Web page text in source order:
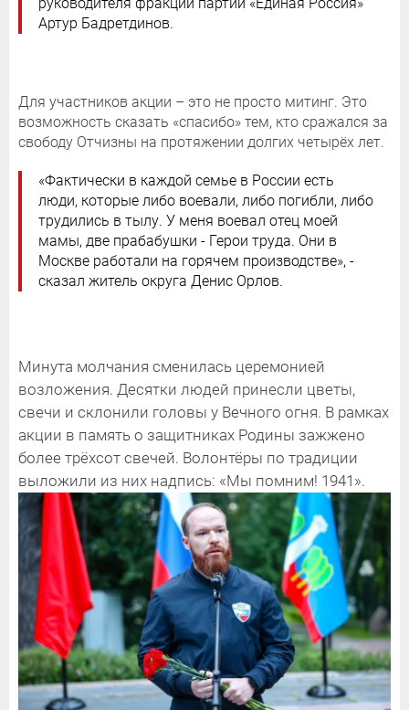
Артур Бадретдинов.
Для участников акции – это не просто митинг. Это
возможность сказать «спасибо» тем, кто сражался за
свободу Отчизны на протяжении долгих четырёх лет.
«Фактически в каждой семье в России есть
люди, которые либо воевали, либо погибли, либо
трудились в тылу. У меня воевал отец моей
мамы, две прабабушки - Герои труда. Они в
Москве работали на горячем производстве», -
сказал житель округа Денис Орлов.
Минута молчания сменилась церемонией
возложения. Десятки людей принесли цветы,
свечи и склонили головы у Вечного огня. В рамках
акции в память о защитниках Родины зажжено
более трёхсот свечей. Волонтёры по традиции
выложили из них надпись: «Мы помним! 1941».